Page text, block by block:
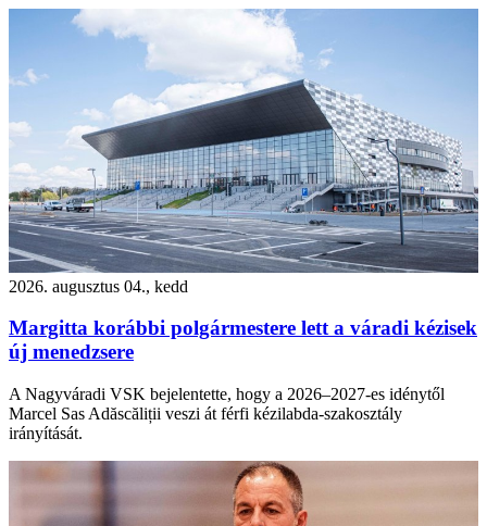
2026. augusztus 04., kedd
Margitta korábbi polgármestere lett a váradi kézisek
új menedzsere
A Nagyváradi VSK bejelentette, hogy a 2026–2027-es idénytől
Marcel Sas Adăscăliții veszi át férfi kézilabda-szakosztály
irányítását.